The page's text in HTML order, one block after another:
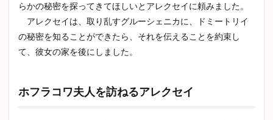
らかの秘密を探ってきてほしいとアレクセイに頼みました。
アレクセイは、取り乱すグルーシェニカに、ドミートリイ
の秘密を知ることができたら、それを伝えることを約束し
て、彼女の家を後にしました。
ホフラコワ夫人を訪ねるアレクセイ